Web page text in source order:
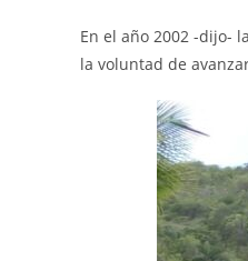
En el año 2002 -dijo-
la voluntad de